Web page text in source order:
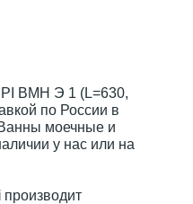
ВМН Э 1 (L=630,
по России в
моечные и
у нас или на
производит